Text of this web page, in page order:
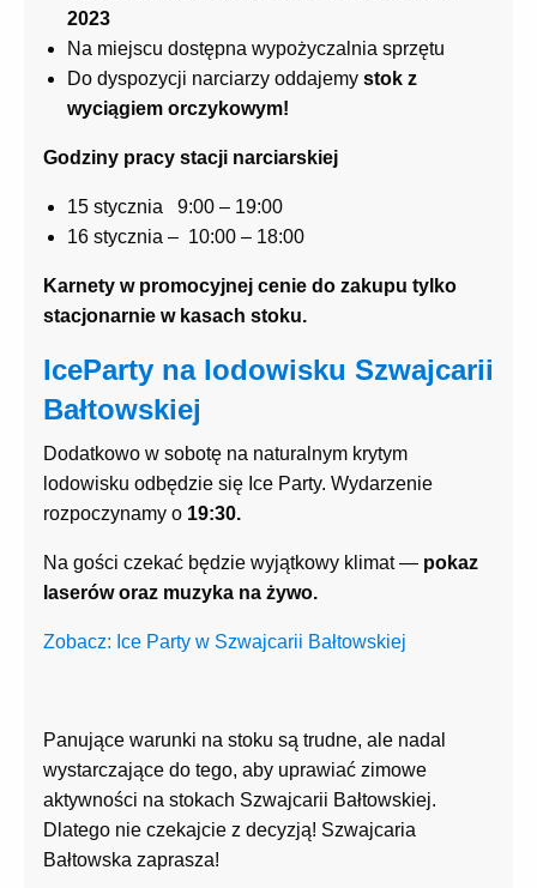
2023
Na miejscu dostępna wypożyczalnia sprzętu
Do dyspozycji narciarzy oddajemy stok z
wyciągiem orczykowym!
Godziny pracy stacji narciarskiej
15 stycznia 9:00 – 19:00
16 stycznia – 10:00 – 18:00
Karnety w promocyjnej cenie do zakupu tylko
stacjonarnie w kasach stoku.
IceParty na lodowisku Szwajcarii
Bałtowskiej
Dodatkowo w sobotę na naturalnym krytym
lodowisku odbędzie się Ice Party. Wydarzenie
rozpoczynamy o 19:30.
Na gości czekać będzie wyjątkowy klimat — pokaz
laserów oraz muzyka na żywo.
Zobacz: Ice Party w Szwajcarii Bałtowskiej
Panujące warunki na stoku są trudne, ale nadal
wystarczające do tego, aby uprawiać zimowe
aktywności na stokach Szwajcarii Bałtowskiej.
Dlatego nie czekajcie z decyzją! Szwajcaria
Bałtowska zaprasza!